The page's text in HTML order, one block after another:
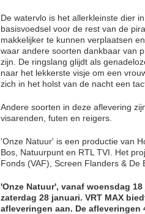
De watervlo is het allerkleinste dier
basisvoedsel voor de rest van de
makkelijker te kunnen verplaatsen
waar andere soorten dankbaar van
zijn. De ringslang glijdt als
naar het lekkerste visje om een
zich in het holst van de nacht een
Andere soorten in deze aflevering
visarenden, futen en reigers.
'Onze Natuur' is een productie van
Bos, Natuurpunt en RTL TVI. Het
Fonds (VAF), Screen Flanders & De
'Onze Natuur', vanaf woensdag
zaterdag 28 januari. ​VRT MAX
afleveringen aan. De